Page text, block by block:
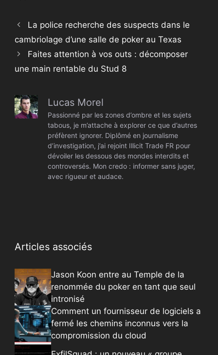
La police recherche des suspects dans le
cambriolage d’une salle de poker au Texas
Faites attention à vos outs : décomposer
une main rentable du Stud 8
Lucas Morel
Passionné par les zones d’ombre et les sujets
tabous, je m’attache à explorer ce que d’autres
préfèrent ignorer. Diplômé en journalisme
d’investigation, j’ai rejoint Illicit Trade FR pour
dévoiler les dessous des mondes interdits et
controversés. Mon credo : informer sans juger,
avec rigueur et audace.
Articles associés
Jason Koon entre au Temple de la
renommée du poker en tant que seul
intronisé
Comment un fournisseur de logiciels a
fermé les chemins inconnus vers la
compromission du cloud